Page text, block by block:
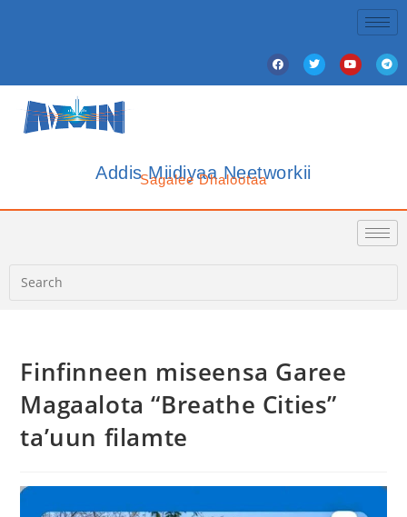
Addis Miidiyaa Neetworkii
Sagalee Dhalootaa
Finfinneen miseensa Garee
Magaalota “Breathe Cities”
ta’uun filamte